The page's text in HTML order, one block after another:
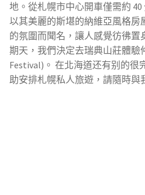
地。從札幌市中心開車僅需約
以其美麗的斯堪的納維亞風格房
的氛圍而聞名，讓人感覺彷彿置
期天，我們決定去瑞典山莊體驗
Festival)。 在北海道还有别的很
助安排札幌私人旅遊，請隨時與